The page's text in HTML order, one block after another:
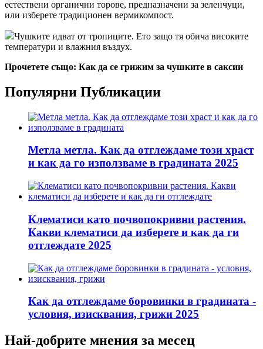
естествени органични торове, предназначени за зеленчуци,
или изберете традиционен вермикомпост.
Чушките идват от тропиците. Ето защо тя обича високите
температури и влажния въздух.
Прочетете също: Как да се грижим за чушките в саксии
Популярни Публикации
Метла метла. Как да отглеждаме този храст
и как да го използваме в градината 2025
Клематиси като почвопокривни растения.
Какви клематиси да изберете и как да ги
отглеждате 2025
Как да отглеждаме боровинки в градината -
условия, изисквания, грижи 2025
Най-добрите мнения за месец